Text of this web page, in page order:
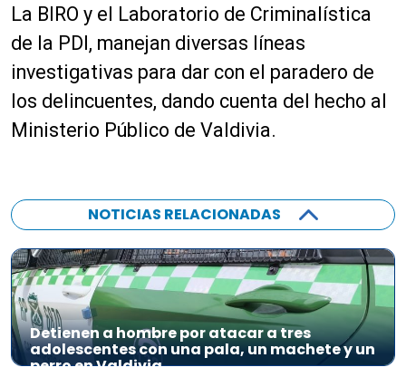
La BIRO y el Laboratorio de Criminalística
de la PDI, manejan diversas líneas
investigativas para dar con el paradero de
los delincuentes, dando cuenta del hecho al
Ministerio Público de Valdivia.
NOTICIAS RELACIONADAS
Detienen a hombre por atacar a tres
adolescentes con una pala, un machete y un
perro en Valdivia